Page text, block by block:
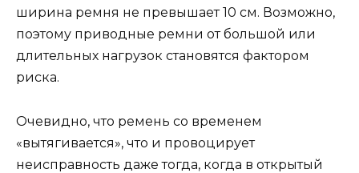
ширина ремня не превышает 10 см. Возможно,
поэтому приводные ремни от большой или
длительных нагрузок становятся фактором
риска.
Очевидно, что ремень со временем
«вытягивается», что и провоцирует
неисправность даже тогда, когда в открытый